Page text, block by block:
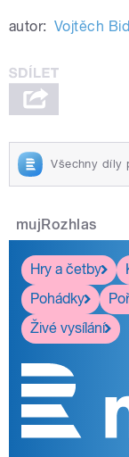
autor: Vojtěch
Všechny díly
mujRozhlas
Hry a četby
Pohádky
Živé vysílání